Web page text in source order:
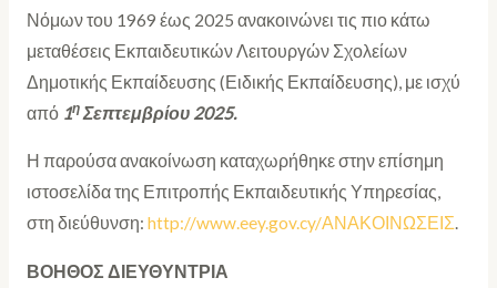
Νόμων του 1969 έως 2025 ανακοινώνει τις πιο κάτω
μεταθέσεις Εκπαιδευτικών Λειτουργών Σχολείων
Δημοτικής Εκπαίδευσης (Ειδικής Εκπαίδευσης), με ισχύ
από 1η Σεπτεμβρίου 2025.
Η παρούσα ανακοίνωση καταχωρήθηκε στην επίσημη
ιστοσελίδα της Επιτροπής Εκπαιδευτικής Υπηρεσίας,
στη διεύθυνση: http://www.eey.gov.cy/ΑΝΑΚΟΙΝΩΣΕΙΣ.
ΒΟΗΘΟΣ ΔΙΕΥΘΥΝΤΡΙΑ